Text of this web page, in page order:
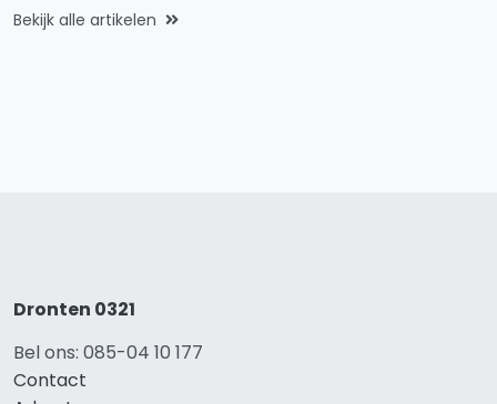
Bekijk alle artikelen
Dronten 0321
Bel ons: 085-04 10 177
Contact